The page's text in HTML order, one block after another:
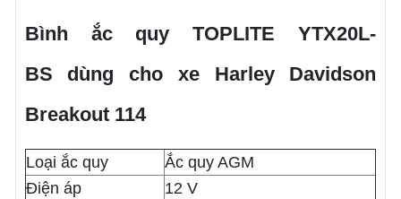
Bình ắc quy TOPLITE YTX20L-
BS dùng cho xe Harley Davidson
Breakout 114
Loại ắc quy
Ắc quy AGM
Điện áp
12 V